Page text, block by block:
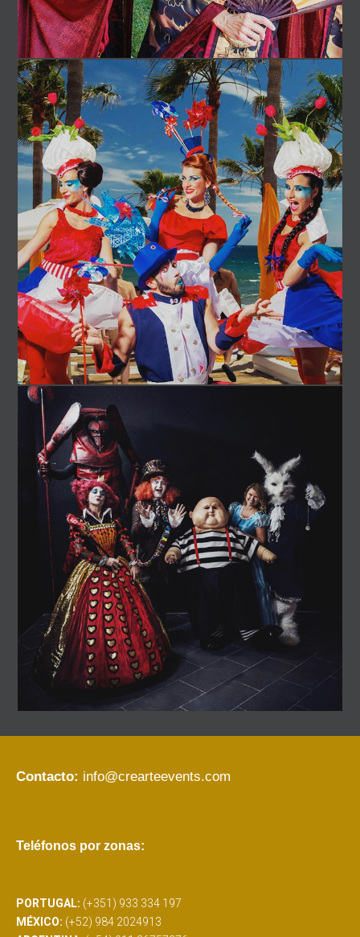
Contacto: info@crearteevents.com
Teléfonos por zonas:
PORTUGAL: (+351) 933 334 197
MÉXICO: (+52) 984 2024913